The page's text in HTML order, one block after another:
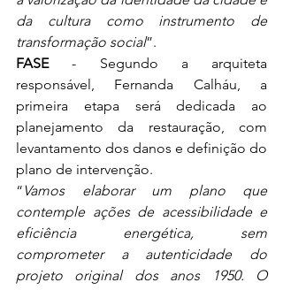
da cultura como instrumento de
transformação social”.
FASE - Segundo a arquiteta
responsável, Fernanda Calháu, a
primeira etapa será dedicada ao
planejamento da restauração, com
levantamento dos danos e definição do
plano de intervenção.
“Vamos elaborar um plano que
contemple ações de acessibilidade e
eficiência energética, sem
comprometer a autenticidade do
projeto original dos anos 1950. O